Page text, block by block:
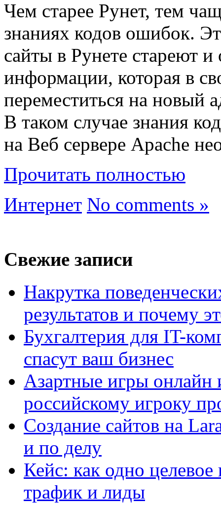
Чем старее Рунет, тем
знаниях кодов ошибок.
сайты в Рунете стареют
информации, которая в
переместиться на новый
В таком случае знания
на Веб сервере Apache
Прочитать полностью
Интернет No comments »
Свежие записи
Накрутка
результатов и почему
Бухгалтерия для IT-
спасут ваш бизнес
Азартные игры онлайн
российскому игроку
Создание сайтов на
и по делу
Кейс: как одно
трафик и лиды